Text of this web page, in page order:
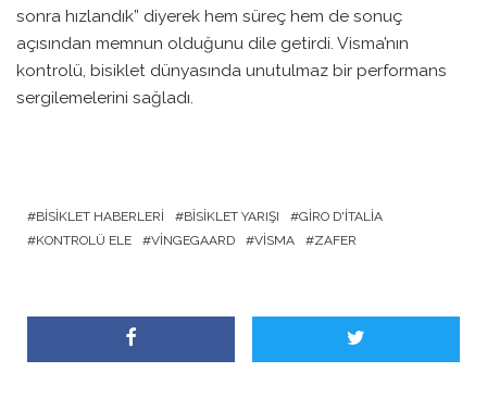
sonra hızlandık” diyerek hem süreç hem de sonuç
açısından memnun olduğunu dile getirdi. Visma’nın
kontrolü, bisiklet dünyasında unutulmaz bir performans
sergilemelerini sağladı.
BISIKLET HABERLERI BISIKLET YARIŞI
GIRO D'ITALIA
KONTROLÜ ELE
VINGEGAARD VISMA ZAFER